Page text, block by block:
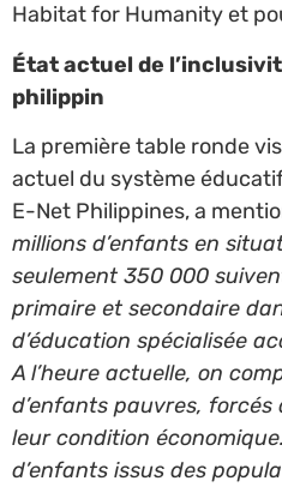
Habitat for Humanity et
État actuel de
philippin
La première table ronde
actuel du système
E-Net Philippines, a
millions d’enfants en
seulement 350 000
primaire et secondaire
d’éducation spécialisée
A l’heure actuelle, on
d’enfants pauvres,
leur condition
d’enfants issus des